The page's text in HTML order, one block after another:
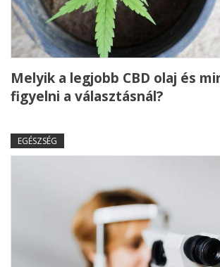
Melyik a legjobb CBD olaj és
figyelni a választásnál?
EGÉSZSÉG